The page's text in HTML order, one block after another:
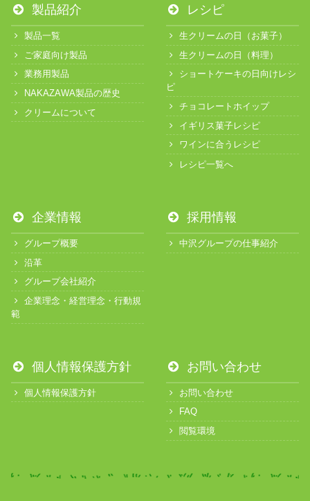
製品紹介
製品一覧
ご家庭向け製品
業務用製品
NAKAZAWA製品の歴史
クリームについて
レシピ
生クリームの日（お菓子）
生クリームの日（料理）
ショートケーキの日向けレシ
ピ
チョコレートホイップ
イギリス菓子レシピ
ワインに合うレシピ
レシピ一覧へ
企業情報
グループ概要
沿革
グループ会社紹介
企業理念・経営理念・行動規
範
採用情報
中沢グループの仕事紹介
個人情報保護方針
個人情報保護方針
お問い合わせ
お問い合わせ
FAQ
閲覧環境